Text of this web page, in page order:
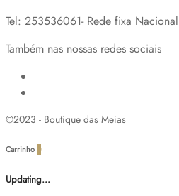
Tel: 253536061- Rede fixa Nacional
Também nas nossas redes sociais
©2023 - Boutique das Meias
Carrinho
Updating…